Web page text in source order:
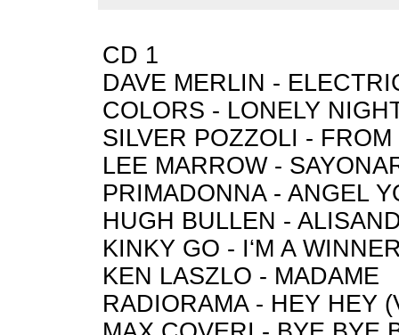
CD 1
DAVE MERLIN -
COLORS - LONELY
SILVER POZZOLI -
LEE MARROW -
PRIMADONNA - ANGEL
HUGH BULLEN -
KINKY GO - I‘M A
KEN LASZLO - MADAME
RADIORAMA - HEY HEY